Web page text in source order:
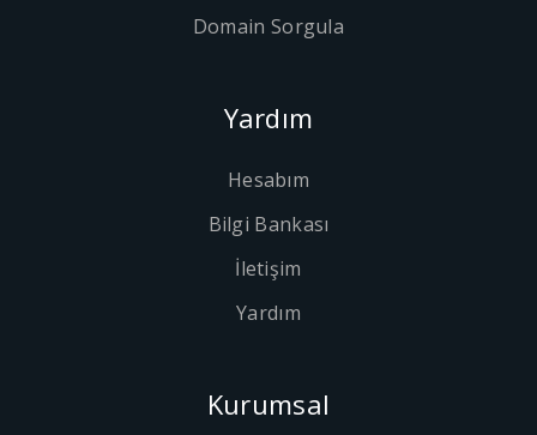
Domain Sorgula
Yardım
Hesabım
Bilgi Bankası
İletişim
Yardım
Kurumsal